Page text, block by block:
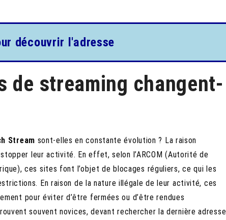
découvrir l'adresse
de streaming changent-
Stream sont-elles en constante évolution ? La raison
leur activité. En effet, selon l’ARCOM (Autorité de
ces sites font l’objet de blocages réguliers, ce qui les
En raison de la nature illégale de leur activité, ces
pour éviter d’être fermées ou d’être rendues
souvent novices, devant rechercher la dernière adresse